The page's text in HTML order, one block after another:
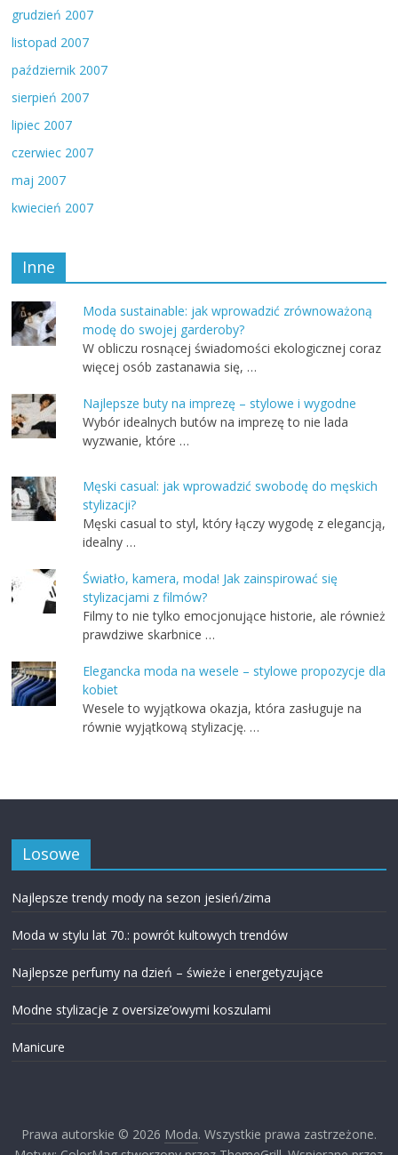
grudzień 2007
listopad 2007
październik 2007
sierpień 2007
lipiec 2007
czerwiec 2007
maj 2007
kwiecień 2007
Inne
Moda sustainable: jak wprowadzić zrównoważoną
modę do swojej garderoby?
W obliczu rosnącej świadomości ekologicznej coraz
więcej osób zastanawia się, …
Najlepsze buty na imprezę – stylowe i wygodne
Wybór idealnych butów na imprezę to nie lada
wyzwanie, które …
Męski casual: jak wprowadzić swobodę do męskich
stylizacji?
Męski casual to styl, który łączy wygodę z elegancją,
idealny …
Światło, kamera, moda! Jak zainspirować się
stylizacjami z filmów?
Filmy to nie tylko emocjonujące historie, ale również
prawdziwe skarbnice …
Elegancka moda na wesele – stylowe propozycje dla
kobiet
Wesele to wyjątkowa okazja, która zasługuje na
równie wyjątkową stylizację. …
Losowe
Najlepsze trendy mody na sezon jesień/zima
Moda w stylu lat 70.: powrót kultowych trendów
Najlepsze perfumy na dzień – świeże i energetyzujące
Modne stylizacje z oversize’owymi koszulami
Manicure
Prawa autorskie © 2026 Moda. Wszystkie prawa zastrzeżone.